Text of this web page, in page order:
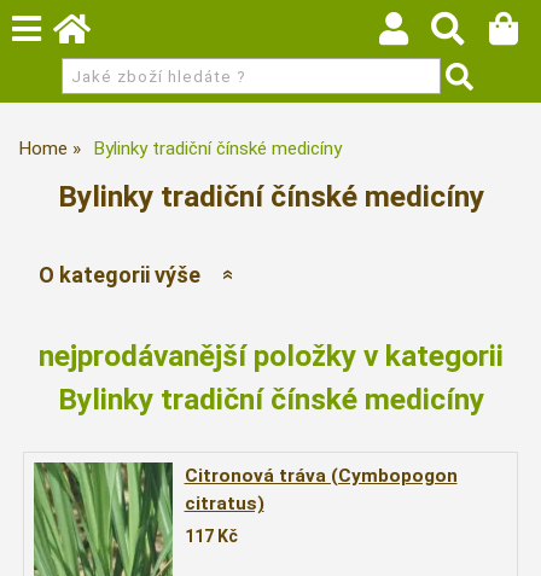
Home Bylinky tradiční čínské medicíny
Bylinky tradiční čínské medicíny
O kategorii výše
nejprodávanější položky v kategorii
Bylinky tradiční čínské medicíny
Citronová tráva (Cymbopogon
citratus)
117 Kč